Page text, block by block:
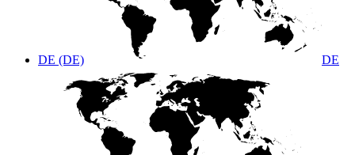
DE (DE) DE